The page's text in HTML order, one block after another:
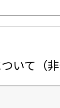
いて（非